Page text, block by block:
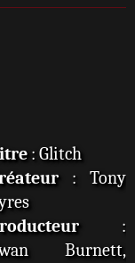
: Glitch
: Tony
:
Burnett,